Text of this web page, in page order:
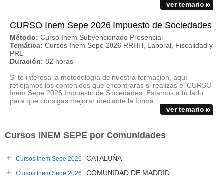
ver temario
CURSO Inem Sepe 2026 Impuesto de Sociedades
Método: Curso Inem Subvencionado Presencial
Temática: Cursos Inem Sepe 2026 RRHH, Laboral, Fiscalidad y
PRL
Duración: 82 horas
Si te interesa la metodología de nuestra formación, aquí
reflejamos los contenidos que encontrarás si realizas el CURSO
Inem Sepe 2026 Impuesto de Sociedades. Estamos a tu lado
para que consigas mejorar mediante la forma...
ver temario
Cursos INEM SEPE por Comunidades
Cursos Inem Sepe 2026 CATALUÑA
Cursos Inem Sepe 2026 COMUNIDAD DE MADRID